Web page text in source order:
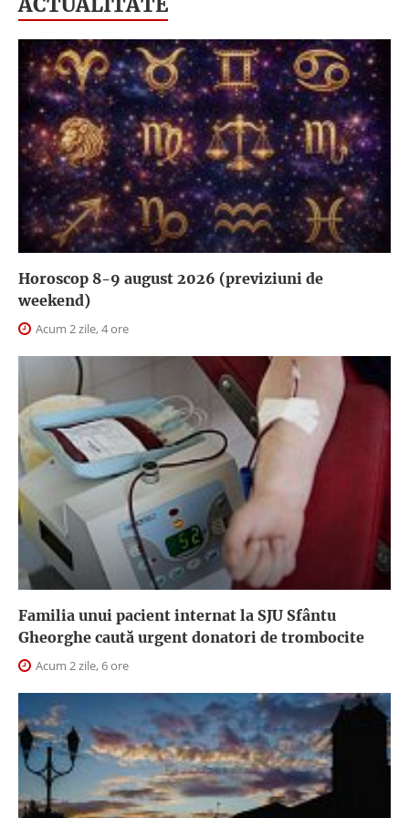
Horoscop 8-9 august 2026 (previziuni de
weekend)
Acum 2 zile, 4 ore
Familia unui pacient internat la SJU Sfântu
Gheorghe caută urgent donatori de trombocite
Acum 2 zile, 6 ore